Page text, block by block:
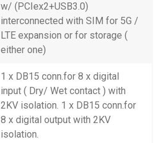
w/ (PCIex2+USB3.0)
interconnected with SIM for 5G /
LTE expansion or for storage (
either one)
1 x DB15 conn.for 8 x digital
input ( Dry/ Wet contact ) with
2KV isolation. 1 x DB15 conn.for
8 x digital output with 2KV
isolation.